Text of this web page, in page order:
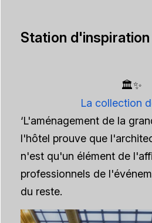
Station d'inspiration
🏛️✨
La collection
‘L'aménagement de la
l'hôtel prouve que
n'est qu'un élément de
professionnels de
du reste.